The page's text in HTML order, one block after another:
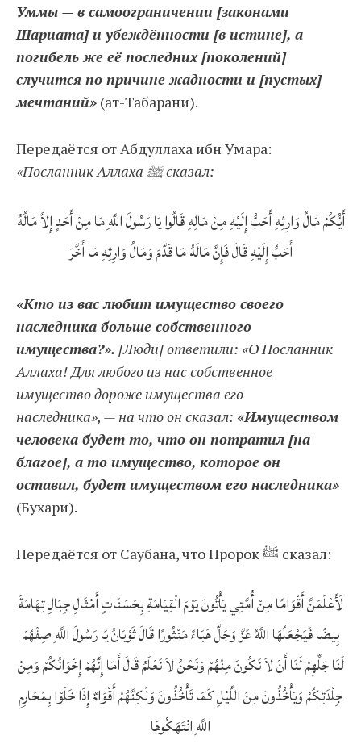
Уммы — в самоограничении [законами
Шариата] и убеждённости [в истине], а
погибель же её последних [поколений]
случится по причине жадности и [пустых]
мечтаний» (ат-Табарани).
Передаётся от Абдуллаха ибн Умара:
«Посланник Аллаха ﷺ сказал:
أَيُّكُمْ مَالُ وَارِثِهِ أَحَبُّ إِلَيْهِ مِنْ مَالِهِ قَالُوا يَا رَسُولَ اللَّهِ مَا مِنْ أَحَدٍ إِلاَّ مَالُهُ
أَحَبُّ إِلَيْهِ قَالَ فَإِنَّ مَالَهُ مَا قَدَّمَ وَمَالُ وَارِثِهِ مَا أَخَّرَ
«Кто из вас любит имущество своего
наследника больше собственного
имущества?». [Люди] ответили: «О Посланник
Аллаха! Для любого из нас собственное
имущество дороже имущества его
наследника», — на что он сказал: «Имуществом
человека будет то, что он потратил [на
благое], а то имущество, которое он
оставил, будет имуществом его наследника»
(Бухари).
Передаётся от Саубана, что Пророк ﷺ сказал:
لَأَعْلَمَنَّ أَقْوَامًا مِنْ أُمَّتِي يَأْتُونَ يَوْمَ الْقِيَامَةِ بِحَسَنَاتٍ أَمْثَالِ جِبَالِ تِهَامَةَ
بِيضًا فَيَجْعَلُهَا اللَّهُ عَزَّ وَجَلَّ هَبَاءً مَنْثُورًا قَالَ ثَوْبَانُ يَا رَسُولَ اللَّهِ صِفْهُمْ
لَنَا جَلِّهِمْ لَنَا أَنْ لاَ نَكُونَ مِنْهُمْ وَنَحْنُ لاَ نَعْلَمُ قَالَ أَمَا إِنَّهُمْ إِخْوَانُكُمْ وَمِنْ
جِلْدَتِكُمْ وَيَأْخُذُونَ مِنَ اللَّيْلِ كَمَا تَأْخُذُونَ وَلَكِنَّهُمْ أَقْوَامٌ إِذَا خَلَوْا بِمَحَارِمِ
اللَّهِ انْتَهَكُوهَا